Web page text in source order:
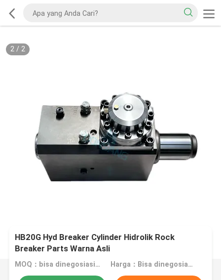
2/ 2
HB20G Hyd Breaker Cylinder Hidrolik Rock
Breaker Parts Warna Asli
MOQ：bisa dinegosiasikan Harga：Bisa dinegosiasikan